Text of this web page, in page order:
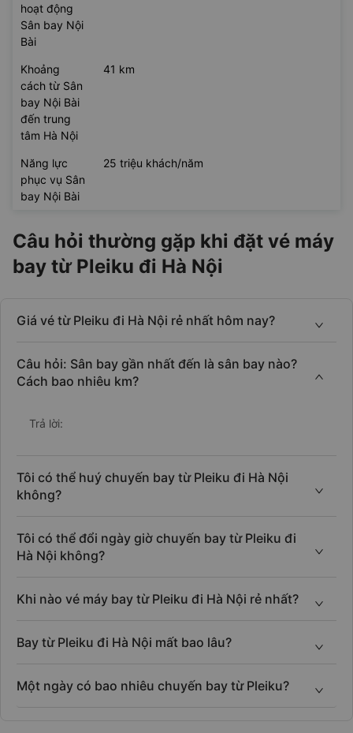
hoạt động
Sân bay Nội
Bài
Khoảng
cách từ Sân
bay Nội Bài
đến trung
tâm Hà Nội
41 km
Năng lực
phục vụ Sân
bay Nội Bài
25 triệu khách/năm
Câu hỏi thường gặp khi đặt vé máy
bay từ Pleiku đi Hà Nội
Giá vé từ Pleiku đi Hà Nội rẻ nhất hôm nay?
Câu hỏi: Sân bay gần nhất đến là sân bay nào?
Cách bao nhiêu km?
Trả lời:
Tôi có thể huý chuyến bay từ Pleiku đi Hà Nội
không?
Tôi có thể đổi ngày giờ chuyến bay từ Pleiku đi
Hà Nội không?
Khi nào vé máy bay từ Pleiku đi Hà Nội rẻ nhất?
Bay từ Pleiku đi Hà Nội mất bao lâu?
Một ngày có bao nhiêu chuyến bay từ Pleiku?